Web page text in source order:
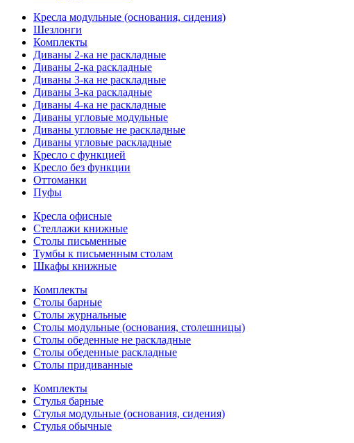
Кресла модульные (основания, сидения)
Шезлонги
Комплекты
Диваны 2-ка не раскладные
Диваны 2-ка раскладные
Диваны 3-ка не раскладные
Диваны 3-ка раскладные
Диваны 4-ка не раскладные
Диваны угловые модульные
Диваны угловые не раскладные
Диваны угловые раскладные
Кресло с функцией
Кресло без функции
Оттоманки
Пуфы
Кресла офисные
Стеллажи книжные
Столы письменные
Тумбы к письменным столам
Шкафы книжные
Комплекты
Столы барные
Столы журнальные
Столы модульные (основания, столешницы)
Столы обеденные не раскладные
Столы обеденные раскладные
Столы придиванные
Комплекты
Стулья барные
Стулья модульные (основания, сидения)
Стулья обычные